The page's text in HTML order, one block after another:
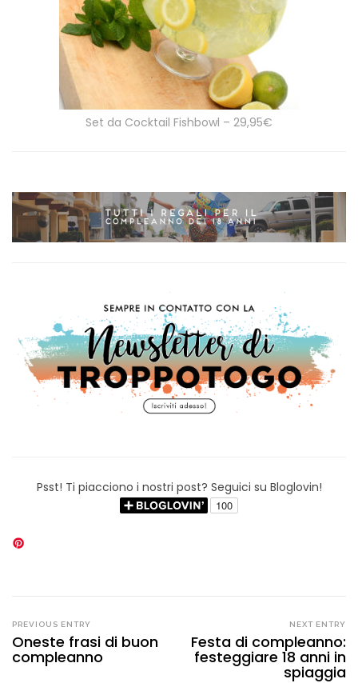
Set da Cocktail Fishbowl – 29,95€
Psst! Ti piacciono i nostri post? Seguici su Bloglovin!
PREVIOUS ENTRY
Oneste frasi di buon
compleanno
NEXT ENTRY
Festa di compleanno:
festeggiare 18 anni in
spiaggia